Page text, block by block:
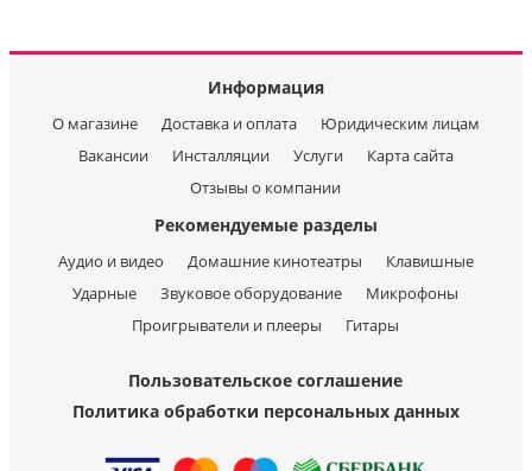
Информация
О магазине Доставка и оплата
Юридическим лицам
Вакансии
Инсталляции Услуги
Карта сайта
Отзывы о компании
Рекомендуемые разделы
Аудио и видео Домашние кинотеатры
Клавишные
Ударные
Звуковое оборудование
Микрофоны
Проигрыватели и плееры
Гитары
Пользовательское соглашение
Политика обработки персональных данных